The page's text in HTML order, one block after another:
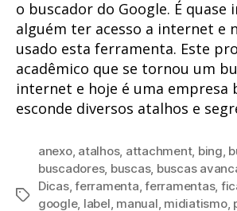
o buscador do Google. É quase
alguém ter acesso a internet e
usado esta ferramenta. Este
acadêmico que se tornou um
internet e hoje é uma empresa
esconde diversos atalhos e
Tags
anexo, atalhos, attachment, bing,
buscadores, buscas, buscas
Dicas,ferramenta,ferramentas,
google, label, manual, midiatismo,